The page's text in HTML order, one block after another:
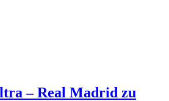
– Real Madrid zu